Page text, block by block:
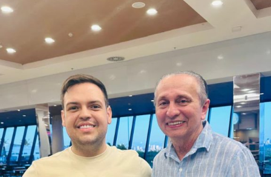
Wesley Mendes (BA)
Mãe Bernadete de Oxóssi (BA)
Ariane Magalhães (RJ)
O PSOL afirma ser a favor da liberdade religiosa e
combate o racismo religioso. Segundo a sigla, entre seus
filiados, há pessoas que se candidataram em defesa da
causa, sendo esta uma iniciativa desenvolvida por esse
conjunto de candidatos.